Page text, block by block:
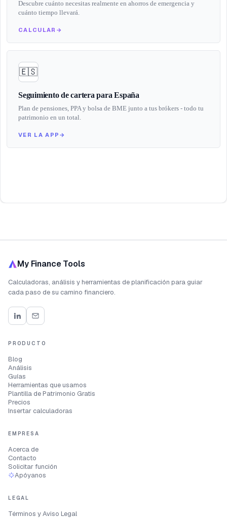
Descubre cuánto necesitas realmente en ahorros de emergencia y
cuánto tiempo llevará.
CALCULAR →
🇪🇸
Seguimiento de cartera para España
Plan de pensiones, PPA y bolsa de BME junto a tus brókers - todo tu
patrimonio en un total.
VER LA APP →
My Finance Tools
Calculadoras, análisis y herramientas de planificación para guiar
cada paso de su camino financiero.
PRODUCTO
Blog
Análisis
Guías
Herramientas que usamos
Plantilla de Patrimonio Gratis
Precios
Insertar calculadoras
EMPRESA
Acerca de
Contacto
Solicitar función
Apóyanos
LEGAL
Términos y Aviso Legal